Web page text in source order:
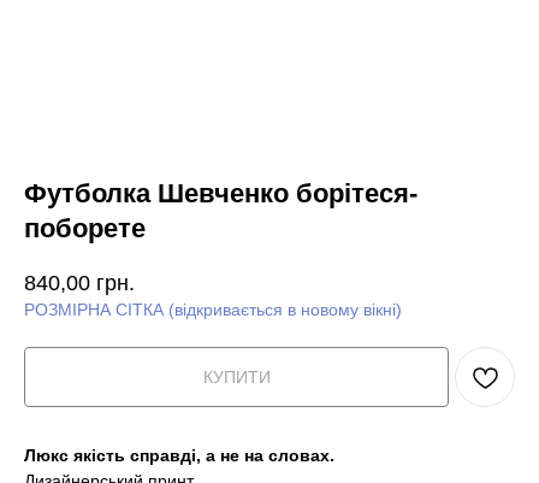
Футболка Шевченко борітеся-
поборете
840,00 грн.
РОЗМІРНА СІТКА (відкривається в новому вікні)
КУПИТИ
Люкс якість справді, а не на словах.